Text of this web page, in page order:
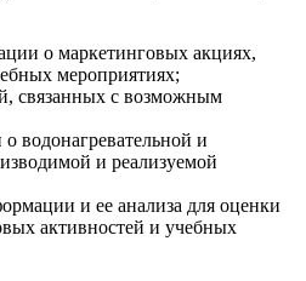
о маркетинговых акциях,
мероприятиях;
связанных с возможным
водонагревательной и
и реализуемой
и ее анализа для оценки
активностей и учебных